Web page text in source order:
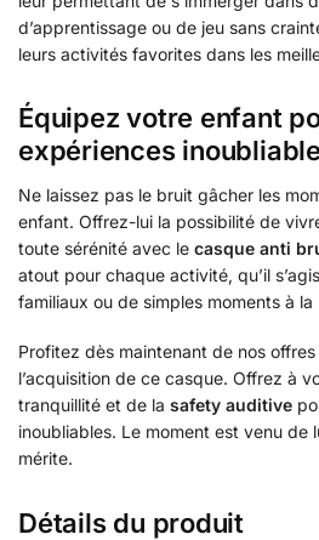
d’apprentissage ou de jeu sans
leurs activités favorites dans les
Équipez votre enfant
expériences
Ne laissez pas le bruit gâcher les
enfant. Offrez-lui la possibilité de
toute sérénité avec le casque anti
atout pour chaque activité, qu’il
familiaux ou de simples moments à la
Profitez dès maintenant de nos
l’acquisition de ce casque. Offrez à
tranquillité et de la safety auditive
inoubliables. Le moment est venu de
mérite.
Détails du produit